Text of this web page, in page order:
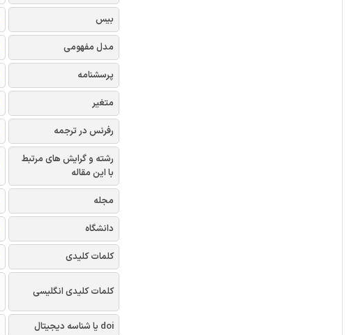
بیس
مدل مفهومی
پرسشنامه
متغیر
رفرنس در ترجمه
رشته و گرایش های مرتبط
با این مقاله
مجله
دانشگاه
کلمات کلیدی
کلمات کلیدی انگلیسی
doi یا شناسه دیجیتال